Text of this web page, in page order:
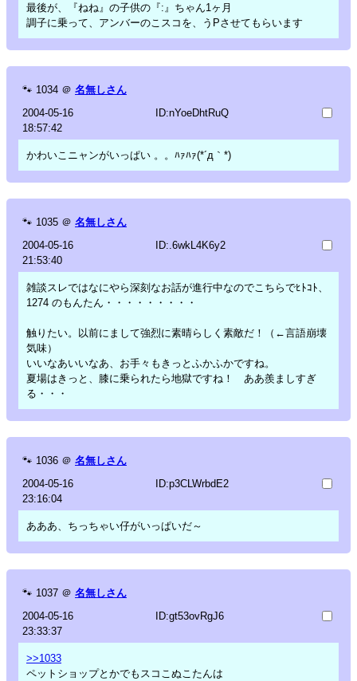
最後が、『ねね』の子供の『:』ちゃん1ヶ月
調子に乗って、アンバーのこスコを、うPさせてもらいます
🐾 1034 ＠ 名無しさん
2004-05-16
18:57:42
ID:nYoeDhtRuQ
かわいこニャンがいっぱい 。。ﾊｧﾊｧ(*´д｀*)
🐾 1035 ＠ 名無しさん
2004-05-16
21:53:40
ID:.6wkL4K6y2
雑談スレではなにやら深刻なお話が進行中なのでこちらでﾋﾄｺﾄ、
1274 のもんたん・・・・・・・・・
触りたい。以前にまして強烈に素晴らしく素敵だ！（←言語崩壊
気味）
いいなあいいなあ、お手々もきっとふかふかですね。
夏場はきっと、膝に乗られたら地獄ですね！ ああ羨ましすぎ
る・・・
🐾 1036 ＠ 名無しさん
2004-05-16
23:16:04
ID:p3CLWrbdE2
あああ、ちっちゃい仔がいっぱいだ～
🐾 1037 ＠ 名無しさん
2004-05-16
23:33:37
ID:gt53ovRgJ6
>>1033
ペットショップとかでもスコこぬこたんは